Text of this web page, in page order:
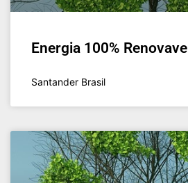
Energia 100% Renovavel
Santander Brasil